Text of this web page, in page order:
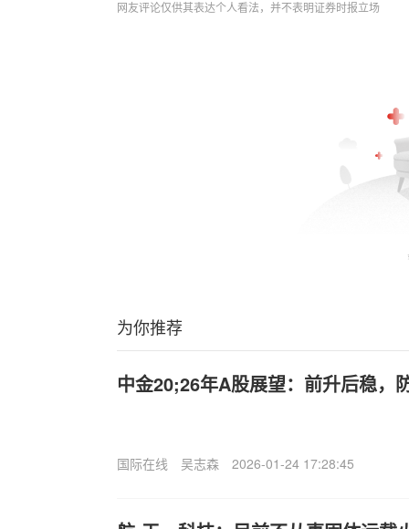
网友评论仅供其表达个人看法，并不表明证券时报立场
为你推荐
中金20;26年A股展望：前升后稳，
国际在线 吴志森 2026-01-24 17:28:45